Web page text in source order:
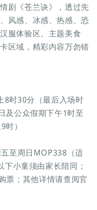
剧《苍兰诀》，透过先
风感、冰感、热感、恐
服体验区、主题美食
区域，精彩内容万勿错
8时30分（最后入场时
及公众假期下午1时至
）
至周日MOP338（适
小童须由家长陪同；
票；其他详情请查阅官